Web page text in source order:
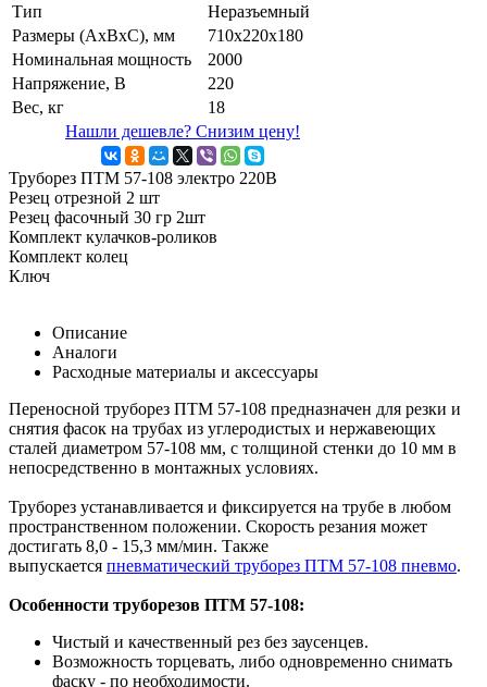
Тип
Неразъемный
Размеры (АхВхС), мм
710x220x180
Номинальная мощность
2000
Напряжение, В
220
Вес, кг
18
Нашли дешевле? Снизим цену!
Труборез ПТМ 57-108 электро 220В
Резец отрезной 2 шт
Резец фасочный 30 гр 2шт
Комплект кулачков-роликов
Комплект колец
Ключ
Описание
Аналоги
Расходные материалы и аксессуары
Переносной труборез ПТМ 57-108 предназначен для резки и
снятия фасок на трубах из углеродистых и нержавеющих
сталей диаметром 57-108 мм, с толщиной стенки до 10 мм в
непосредственно в монтажных условиях.
Труборез устанавливается и фиксируется на трубе в любом
пространственном положении. Скорость резания может
достигать 8,0 - 15,3 мм/мин. Также
выпускается пневматический труборез ПТМ 57-108 пневмо.
Особенности труборезов ПТМ 57-108:
Чистый и качественный рез без заусенцев.
Возможность торцевать, либо одновременно снимать
фаску - по необходимости.